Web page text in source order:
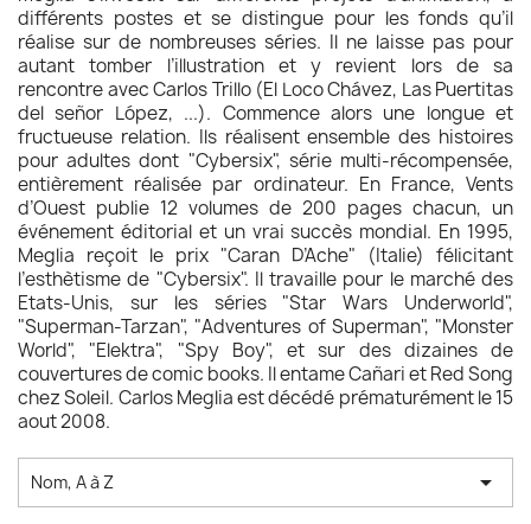
différents postes et se distingue pour les fonds qu’il
réalise sur de nombreuses séries. Il ne laisse pas pour
autant tomber l’illustration et y revient lors de sa
rencontre avec Carlos Trillo (El Loco Chávez, Las Puertitas
del señor López, ...). Commence alors une longue et
fructueuse relation. Ils réalisent ensemble des histoires
pour adultes dont "Cybersix", série multi-récompensée,
entièrement réalisée par ordinateur. En France, Vents
d’Ouest publie 12 volumes de 200 pages chacun, un
événement éditorial et un vrai succès mondial. En 1995,
Meglia reçoit le prix "Caran D’Ache" (Italie) félicitant
l’esthètisme de "Cybersix". Il travaille pour le marché des
Etats-Unis, sur les séries "Star Wars Underworld",
"Superman-Tarzan", "Adventures of Superman", "Monster
World", "Elektra", "Spy Boy", et sur des dizaines de
couvertures de comic books. Il entame Cañari et Red Song
chez Soleil. Carlos Meglia est décédé prématurément le 15
aout 2008.
Nom, A à Z 